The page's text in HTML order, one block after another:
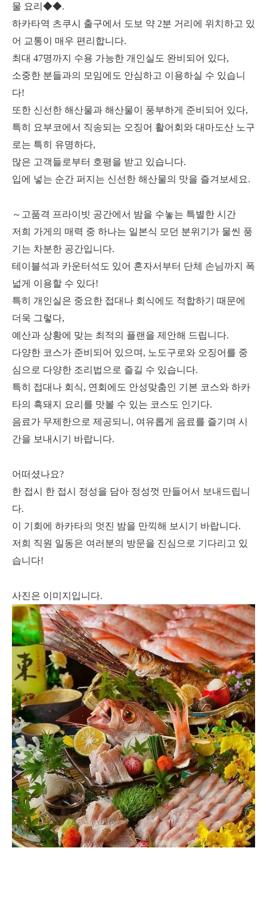
물 요리◆◆.
하카타역 츠쿠시 출구에서 도보 약 2분 거리에 위치하고 있
어 교통이 매우 편리합니다.
최대 47명까지 수용 가능한 개인실도 완비되어 있다,
소중한 분들과의 모임에도 안심하고 이용하실 수 있습니
다!
또한 신선한 해산물과 해산물이 풍부하게 준비되어 있다,
특히 요부코에서 직송되는 오징어 활어회와 대마도산 노구
로는 특히 유명하다,
많은 고객들로부터 호평을 받고 있습니다.
입에 넣는 순간 퍼지는 신선한 해산물의 맛을 즐겨보세요.
～고품격 프라이빗 공간에서 밤을 수놓는 특별한 시간
저희 가게의 매력 중 하나는 일본식 모던 분위기가 물씬 풍
기는 차분한 공간입니다.
테이블석과 카운터석도 있어 혼자서부터 단체 손님까지 폭
넓게 이용할 수 있다!
특히 개인실은 중요한 접대나 회식에도 적합하기 때문에
더욱 그렇다,
예산과 상황에 맞는 최적의 플랜을 제안해 드립니다.
다양한 코스가 준비되어 있으며, 노도구로와 오징어를 중
심으로 다양한 조리법으로 즐길 수 있습니다.
특히 접대나 회식, 연회에도 안성맞춤인 기본 코스와 하카
타의 흑돼지 요리를 맛볼 수 있는 코스도 인기다.
음료가 무제한으로 제공되니, 여유롭게 음료를 즐기며 시
간을 보내시기 바랍니다.
어떠셨나요?
한 접시 한 접시 정성을 담아 정성껏 만들어서 보내드립니
다.
이 기회에 하카타의 멋진 밤을 만끽해 보시기 바랍니다.
저희 직원 일동은 여러분의 방문을 진심으로 기다리고 있
습니다!
사진은 이미지입니다.